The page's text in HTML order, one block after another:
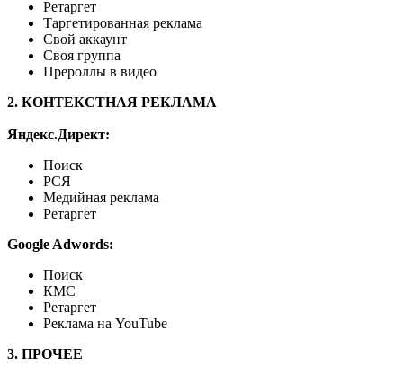
Ретаргет
Таргетированная реклама
Свой аккаунт
Своя группа
Прероллы в видео
2. КОНТЕКСТНАЯ РЕКЛАМА
Яндекс.Директ:
Поиск
РСЯ
Медийная реклама
Ретаргет
Google Adwords:
Поиск
КМС
Ретаргет
Реклама на YouTube
3. ПРОЧЕЕ